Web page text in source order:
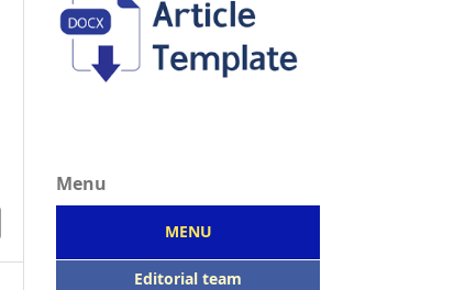
Menu
MENU
Editorial team